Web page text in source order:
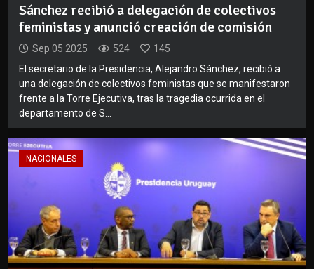
Sánchez recibió a delegación de colectivos
feministas y anunció creación de comisión
Sep 05 2025 524
145
El secretario de la Presidencia, Alejandro Sánchez, recibió a
una delegación de colectivos feministas que se manifestaron
frente a la Torre Ejecutiva, tras la tragedia ocurrida en el
departamento de S...
NACIONALES